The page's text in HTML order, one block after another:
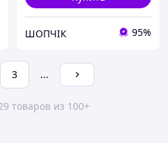
ШОПЧІК 95%
3 ...
товаров из 100+